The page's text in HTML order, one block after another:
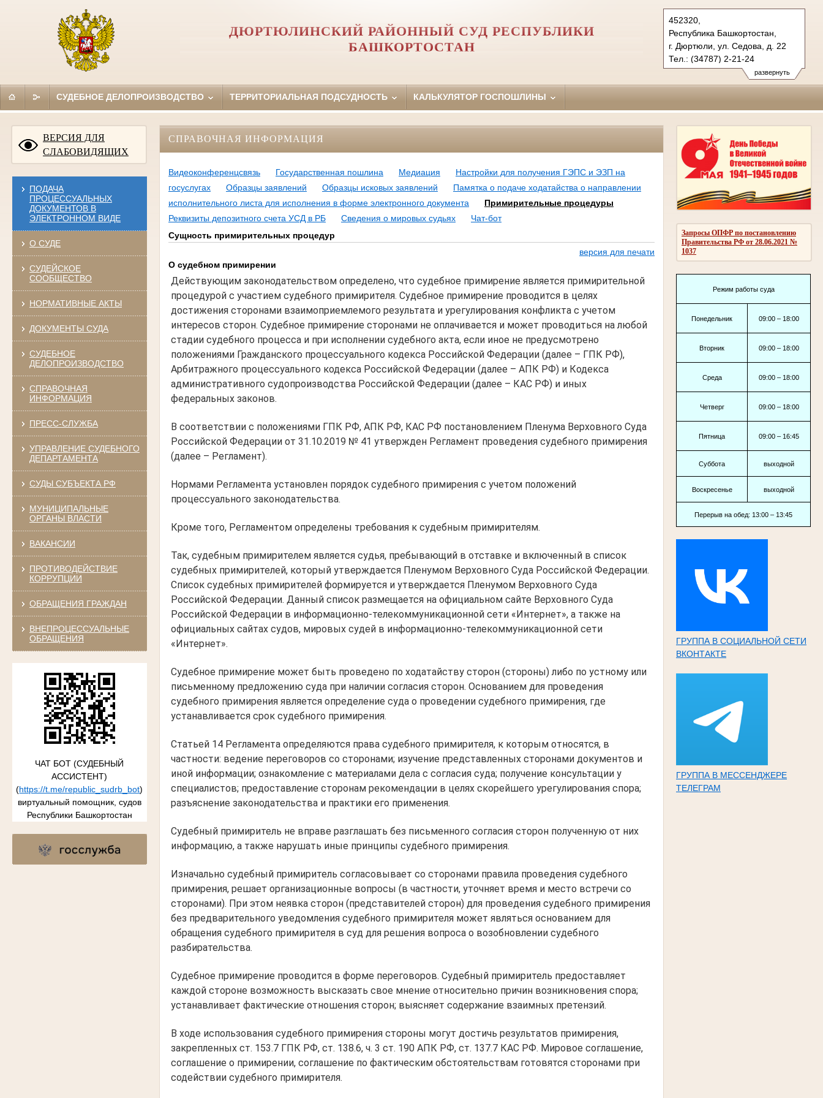
развернуть
452320,
Республика Башкортостан,
г. Дюртюли, ул. Седова, д. 22
Тел.: (34787) 2-21-24
diurtiulinsky.bkr@sudrf.ru
показать на карте
ДЮРТЮЛИНСКИЙ РАЙОННЫЙ СУД РЕСПУБЛИКИ
БАШКОРТОСТАН
СУДЕБНОЕ ДЕЛОПРОИЗВОДСТВО ТЕРРИТОРИАЛЬНАЯ ПОДСУДНОСТЬ КАЛЬКУЛЯТОР ГОСПОШЛИНЫ
ВЕРСИЯ ДЛЯ
СЛАБОВИДЯЩИХ
ПОДАЧА
ПРОЦЕССУАЛЬНЫХ
ДОКУМЕНТОВ В
ЭЛЕКТРОННОМ ВИДЕ
О СУДЕ
СУДЕЙСКОЕ
СООБЩЕСТВО
НОРМАТИВНЫЕ АКТЫ
ДОКУМЕНТЫ СУДА
СУДЕБНОЕ
ДЕЛОПРОИЗВОДСТВО
СПРАВОЧНАЯ
ИНФОРМАЦИЯ
ПРЕСС-СЛУЖБА
УПРАВЛЕНИЕ СУДЕБНОГО
ДЕПАРТАМЕНТА
СУДЫ СУБЪЕКТА РФ
МУНИЦИПАЛЬНЫЕ
ОРГАНЫ ВЛАСТИ
ВАКАНСИИ
ПРОТИВОДЕЙСТВИЕ
КОРРУПЦИИ
ОБРАЩЕНИЯ ГРАЖДАН
ВНЕПРОЦЕССУАЛЬНЫЕ
ОБРАЩЕНИЯ
ЧАТ БОТ (СУДЕБНЫЙ
АССИСТЕНТ)
(https://t.me/republic_sudrb_bot)
виртуальный помощник, судов
Республики Башкортостан
Запросы ОПФР по постановлению
Правительства РФ от 28.06.2021 №
1037
Режим работы суда
Понедельник 09:00 – 18:00
Вторник 09:00 – 18:00
Среда 09:00 – 18:00
Четверг 09:00 – 18:00
Пятница 09:00 – 16:45
Суббота выходной
Воскресенье выходной
Перерыв на обед: 13:00 – 13:45
ГРУППА В СОЦИАЛЬНОЙ СЕТИ
ВКОНТАКТЕ
ГРУППА В МЕССЕНДЖЕРЕ
ТЕЛЕГРАМ
СПРАВОЧНАЯ ИНФОРМАЦИЯ
Видеоконференцсвязь Государственная пошлина Медиация
Настройки для получения ГЭПС и ЭЗП на
госуслугах
Образцы заявлений Образцы исковых заявлений
Памятка о подаче ходатайства о направлении
исполнительного листа для исполнения в форме электронного документа
Примирительные процедуры
Реквизиты депозитного счета УСД в РБ
Сведения о мировых судьях
Чат-бот
Сущность примирительных процедур
версия для печати
О судебном примирении
Действующим законодательством определено, что судебное примирение является примирительной
процедурой с участием судебного примирителя. Судебное примирение проводится в целях
достижения сторонами взаимоприемлемого результата и урегулирования конфликта с учетом
интересов сторон. Судебное примирение сторонами не оплачивается и может проводиться на любой
стадии судебного процесса и при исполнении судебного акта, если иное не предусмотрено
положениями Гражданского процессуального кодекса Российской Федерации (далее – ГПК РФ),
Арбитражного процессуального кодекса Российской Федерации (далее – АПК РФ) и Кодекса
административного судопроизводства Российской Федерации (далее – КАС РФ) и иных
федеральных законов.
В соответствии с положениями ГПК РФ, АПК РФ, КАС РФ постановлением Пленума Верховного Суда
Российской Федерации от 31.10.2019 № 41 утвержден Регламент проведения судебного примирения
(далее – Регламент).
Нормами Регламента установлен порядок судебного примирения с учетом положений
процессуального законодательства.
Кроме того, Регламентом определены требования к судебным примирителям.
Так, судебным примирителем является судья, пребывающий в отставке и включенный в список
судебных примирителей, который утверждается Пленумом Верховного Суда Российской Федерации.
Список судебных примирителей формируется и утверждается Пленумом Верховного Суда
Российской Федерации. Данный список размещается на официальном сайте Верховного Суда
Российской Федерации в информационно-телекоммуникационной сети «Интернет», а также на
официальных сайтах судов, мировых судей в информационно-телекоммуникационной сети
«Интернет».
Судебное примирение может быть проведено по ходатайству сторон (стороны) либо по устному или
письменному предложению суда при наличии согласия сторон. Основанием для проведения
судебного примирения является определение суда о проведении судебного примирения, где
устанавливается срок судебного примирения.
Статьей 14 Регламента определяются права судебного примирителя, к которым относятся, в
частности: ведение переговоров со сторонами; изучение представленных сторонами документов и
иной информации; ознакомление с материалами дела с согласия суда; получение консультации у
специалистов; предоставление сторонам рекомендации в целях скорейшего урегулирования спора;
разъяснение законодательства и практики его применения.
Судебный примиритель не вправе разглашать без письменного согласия сторон полученную от них
информацию, а также нарушать иные принципы судебного примирения.
Изначально судебный примиритель согласовывает со сторонами правила проведения судебного
примирения, решает организационные вопросы (в частности, уточняет время и место встречи со
сторонами). При этом неявка сторон (представителей сторон) для проведения судебного примирения
без предварительного уведомления судебного примирителя может являться основанием для
обращения судебного примирителя в суд для решения вопроса о возобновлении судебного
разбирательства.
Судебное примирение проводится в форме переговоров. Судебный примиритель предоставляет
каждой стороне возможность высказать свое мнение относительно причин возникновения спора;
устанавливает фактические отношения сторон; выясняет содержание взаимных претензий.
В ходе использования судебного примирения стороны могут достичь результатов примирения,
закрепленных ст. 153.7 ГПК РФ, ст. 138.6, ч. 3 ст. 190 АПК РФ, ст. 137.7 КАС РФ. Мировое соглашение,
соглашение о примирении, соглашение по фактическим обстоятельствам готовятся сторонами при
содействии судебного примирителя.